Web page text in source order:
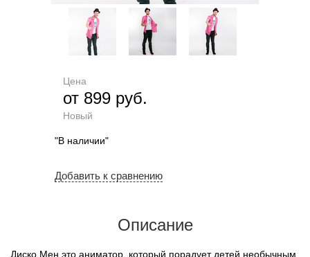
Цена
от 899 руб.
Новый
"В наличии"
Добавить к сравнению
Описание
Диско Мен это аниматор, который порадует детей необычным